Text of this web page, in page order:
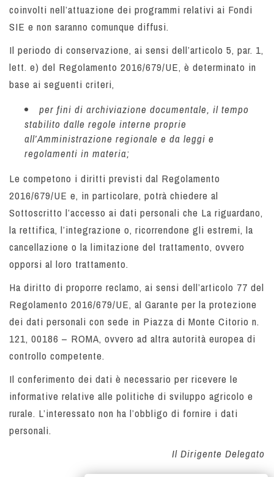
coinvolti nell’attuazione dei programmi relativi ai Fondi
SIE e non saranno comunque diffusi.
Il periodo di conservazione, ai sensi dell’articolo 5, par. 1,
lett. e) del Regolamento 2016/679/UE, è determinato in
base ai seguenti criteri,
per fini di archiviazione documentale, il tempo
stabilito dalle regole interne proprie
all’Amministrazione regionale e da leggi e
regolamenti in materia;
Le competono i diritti previsti dal Regolamento
2016/679/UE e, in particolare, potrà chiedere al
Sottoscritto l’accesso ai dati personali che La riguardano,
la rettifica, l’integrazione o, ricorrendone gli estremi, la
cancellazione o la limitazione del trattamento, ovvero
opporsi al loro trattamento.
Ha diritto di proporre reclamo, ai sensi dell’articolo 77 del
Regolamento 2016/679/UE, al Garante per la protezione
dei dati personali con sede in Piazza di Monte Citorio n.
121, 00186 – ROMA, ovvero ad altra autorità europea di
controllo competente.
Il conferimento dei dati è necessario per ricevere le
informative relative alle politiche di sviluppo agricolo e
rurale. L’interessato non ha l’obbligo di fornire i dati
personali.
Il Dirigente Delegato